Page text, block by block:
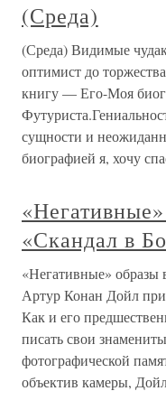
(Среда)
(Среда) Видимые
оптимист до
книгу — Его-Моя
сущности и
биографией я, хочу
«Скандал в
«Негативные» образы
Артур Конан Дойл
Как и его
писать свои
фотографической
объектив камеры,